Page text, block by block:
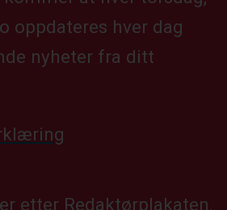
oppdateres hver dag
nyheter fra ditt
etter Redaktørplakaten,